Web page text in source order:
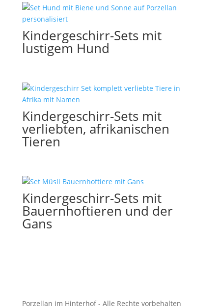
Kindergeschirr-Sets mit
lustigem Hund
Kindergeschirr-Sets mit
verliebten, afrikanischen
Tieren
Kindergeschirr-Sets mit
Bauernhoftieren und der
Gans
Porzellan im Hinterhof - Alle Rechte vorbehalten